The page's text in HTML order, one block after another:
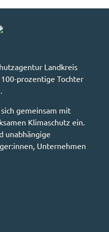
Landkreis
prozentige Tochter
gemeinsam mit
Klimaschutz ein.
unabhängige
Unternehmen